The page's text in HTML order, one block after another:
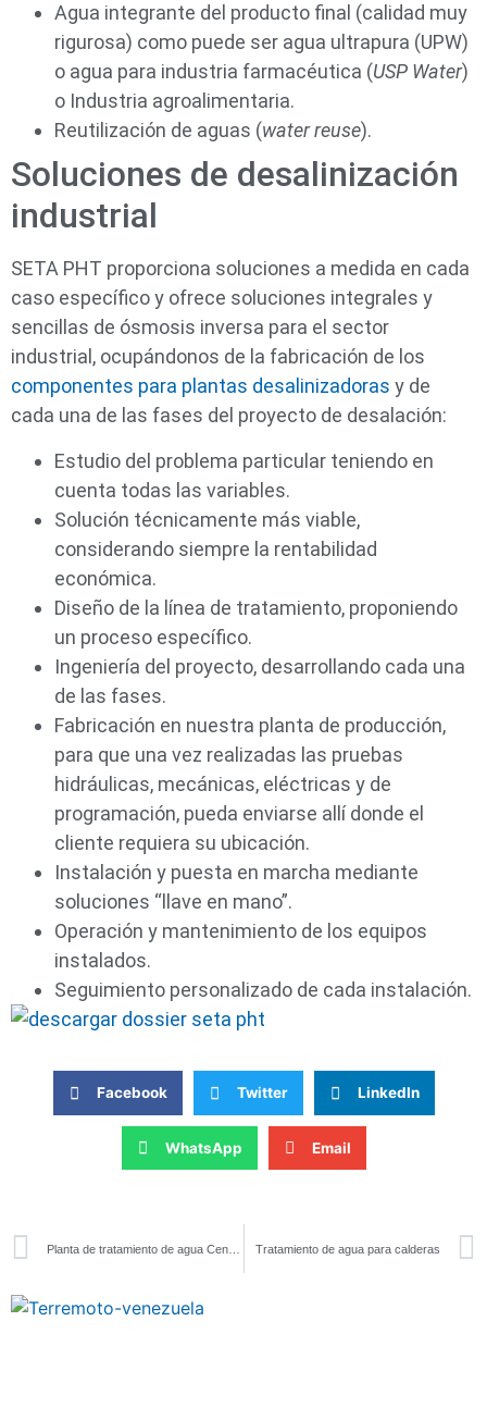
Agua integrante del producto final (calidad muy
rigurosa) como puede ser agua ultrapura (UPW)
o agua para industria farmacéutica (USP Water)
o Industria agroalimentaria.
Reutilización de aguas (water reuse).
Soluciones de desalinización
industrial
SETA PHT proporciona soluciones a medida en cada
caso específico y ofrece soluciones integrales y
sencillas de ósmosis inversa para el sector
industrial, ocupándonos de la fabricación de los
componentes para plantas desalinizadoras y de
cada una de las fases del proyecto de desalación:
Estudio del problema particular teniendo en
cuenta todas las variables.
Solución técnicamente más viable,
considerando siempre la rentabilidad
económica.
Diseño de la línea de tratamiento, proponiendo
un proceso específico.
Ingeniería del proyecto, desarrollando cada una
de las fases.
Fabricación en nuestra planta de producción,
para que una vez realizadas las pruebas
hidráulicas, mecánicas, eléctricas y de
programación, pueda enviarse allí donde el
cliente requiera su ubicación.
Instalación y puesta en marcha mediante
soluciones “llave en mano”.
Operación y mantenimiento de los equipos
instalados.
Seguimiento personalizado de cada instalación.
Facebook Twitter LinkedIn
WhatsApp Email
Tratamiento de agua para calderas